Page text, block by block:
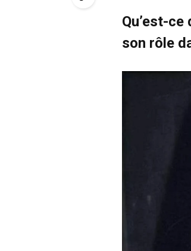
Qu’est-
son rôle